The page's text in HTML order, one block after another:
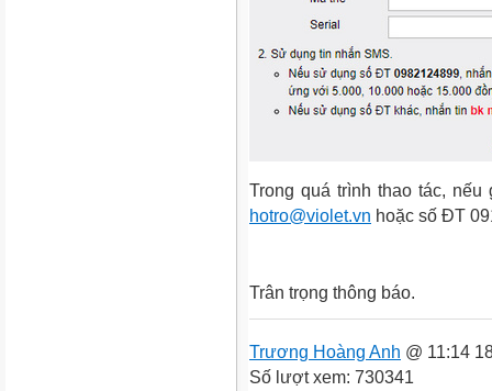
Trong quá trình thao tác,
hotro@violet.vn hoặc số ĐT
Trân trọng thông báo.
Trương Hoàng Anh @ 11:14
Số lượt xem: 730341